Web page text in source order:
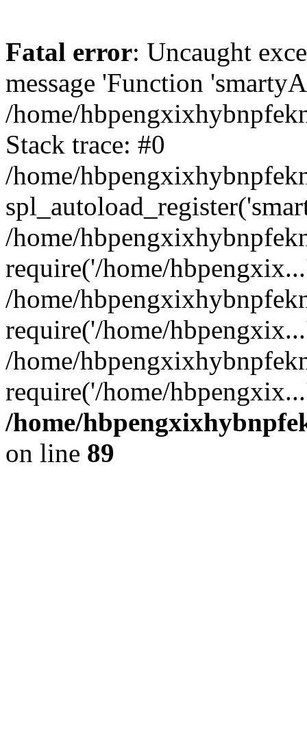
Fatal error: Uncaught
message 'Function
/home/
Stack trace: #0
/home/
/home/
require('/home/
/home/
require('/home/
/home/
require('/home/
/home/
on line 89